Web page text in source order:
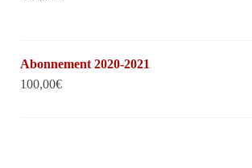
Abonnement 2020-2021
100,00€